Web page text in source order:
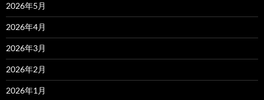
2026年5月
2026年4月
2026年3月
2026年2月
2026年1月